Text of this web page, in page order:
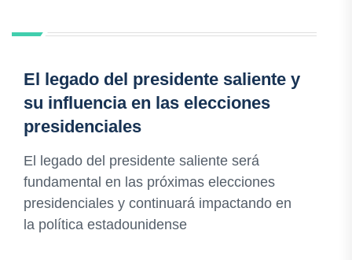
El legado del presidente saliente y
su influencia en las elecciones
presidenciales
El legado del presidente saliente será
fundamental en las próximas elecciones
presidenciales y continuará impactando en
la política estadounidense